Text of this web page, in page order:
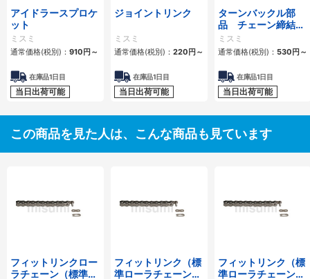
アイドラースプロケ
ット
ミスミ
通常価格(税別)： 910円～
在庫品1日目
当日出荷可能
ジョイントリンク
ミスミ
通常価格(税別)： 220円～
在庫品1日目
当日出荷可能
ターンバックル部
品 チェーン締結
用 スタンダードタ
イプ・ロングタイプ
ミスミ
通常価格(税別)： 530円～
在庫品1日目
当日出荷可能
この商品を見た人は、こんな商品も見ています
フィットリンクロー
ラチェーン（標準ロ
フィットリンク（標
準ローラチェーン）
フィットリンク（標
準ローラチェーン）